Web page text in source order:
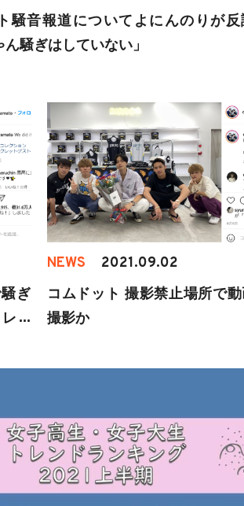
騒音報道についてよにんのりが
ん騒ぎはしていない」
ぎ
ン
NEWS 2021.09.02
コムドット 撮影禁止場所で
撮影か